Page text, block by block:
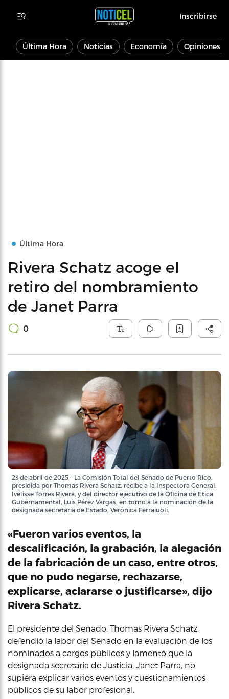
Inscribirse
Última Hora Noticias Economía Opiniones
Última Hora
Rivera Schatz acoge el
retiro del nombramiento
de Janet Parra
0
23 de abril de 2025 – La Comisión Total del Senado de Puerto Rico,
presidida por Thomas Rivera Schatz, recibe a la Inspectora General,
Ivelisse Torres Rivera, y del director ejecutivo de la Oficina de Ética
Gubernamental, Luis Pérez Vargas, en torno a la nominación de la
designada secretaria de Estado, Verónica Ferraiuoli.
«Fueron varios eventos, la
descalificación, la grabación, la alegación
de la fabricación de un caso, entre otros,
que no pudo negarse, rechazarse,
explicarse, aclararse o justificarse», dijo
Rivera Schatz.
El presidente del Senado, Thomas Rivera Schatz,
defendió la labor del Senado en la evaluación de los
nominados a cargos públicos y lamentó que la
designada secretaria de Justicia, Janet Parra, no
supiera explicar varios eventos y cuestionamientos
públicos de su labor profesional.